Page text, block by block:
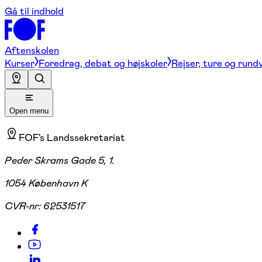
Gå til indhold
Aftenskolen
Kurser Foredrag, debat og højskoler Rejser, ture og
Open menu
FOF's Landssekretariat
Peder Skrams Gade 5, 1.
1054 København K
CVR-nr: 62531517